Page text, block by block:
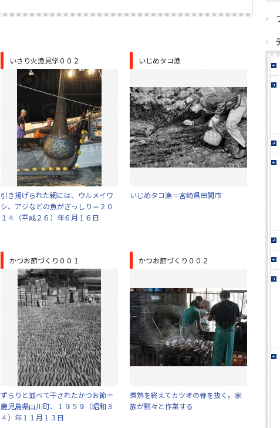
いさり火漁見学００２
引き揚げられた網には、ウルメイワ
シ、アジなどの魚がぎっしり＝２０
１４（平成２６）年６月１６日
いじめタコ漁
いじめタコ漁＝宮崎県串間市
かつお節づくり００１
ずらりと並べて干されたかつお節＝
鹿児島県山川町、１９５９（昭和３
４）年１１月１３日
かつお節づくり００２
煮熟を終えてカツオの骨を抜く。家
族が黙々と作業する